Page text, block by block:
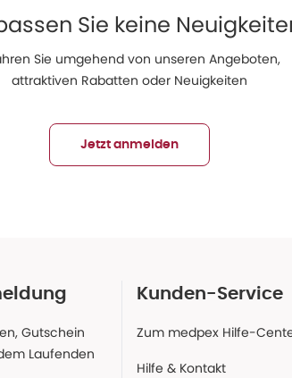
Sie keine
Sie umgehend von unseren Angeboten,
attraktiven Rabatten oder Neuigkeiten
Jetzt anmelden
Gutschein
Laufenden
Kunden-Service
Zum medpex Hilfe-
Hilfe & Kontakt